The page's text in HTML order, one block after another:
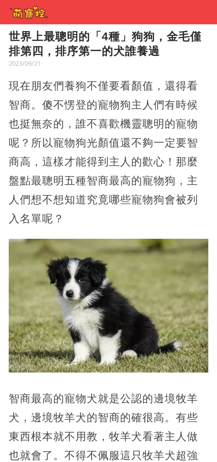
世界上最聰明的「4種」狗狗，金毛僅
排第四，排序第一的犬誰養過
2023/09/21
現在朋友們養狗不僅要看顏值，還得看
智商。傻不愣登的寵物狗主人們有時候
也挺無奈的，誰不喜歡機靈聰明的寵物
呢？所以寵物狗光顏值還不夠一定要智
商高，這樣才能得到主人的歡心！那麼
盤點最聰明五種智商最高的寵物狗，主
人們想不想知道究竟哪些寵物狗會被列
入名單呢？
智商最高的寵物犬就是公認的邊境牧羊
犬，邊境牧羊犬的智商的確很高。有些
東西根本就不用教，牧羊犬看著主人做
也就會了。不得不佩服這只牧羊犬超強